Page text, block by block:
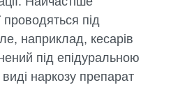
проводяться під
наприклад, кесарів
під епідуральною
наркозу препарат